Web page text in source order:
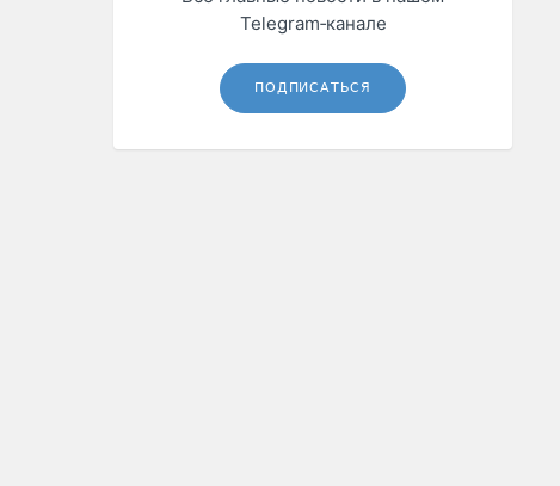
Telegram‑канале
ПОДПИСАТЬСЯ